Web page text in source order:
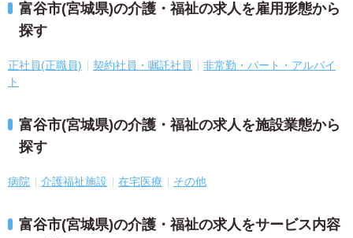
富谷市(宮城県)の介護・福祉の求人を雇用形態から
探す
正社員(正職員) 契約社員・嘱託社員
非常勤・パート・アルバイ
ト
富谷市(宮城県)の介護・福祉の求人を施設業態から
探す
病院 介護福祉施設 在宅医療 その他
富谷市(宮城県)の介護・福祉の求人をサービス内容